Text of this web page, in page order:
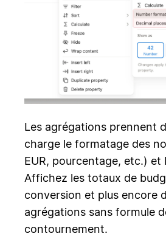
Les agrégations prennent
charge le formatage des
EUR, pourcentage, etc.) et
Affichez les totaux de
conversion et plus encore
agrégations sans formule
contournement.